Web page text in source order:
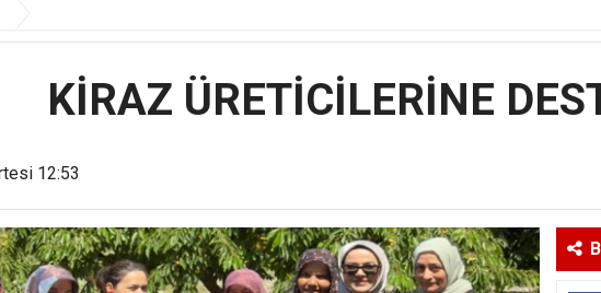
KİRAZ ÜRETİCİLERİNE
12:53